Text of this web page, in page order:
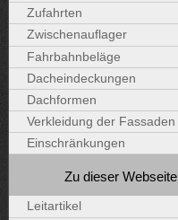
Zufahrten
Zwischenauflager
Fahrbahnbeläge
Dacheindeckungen
Dachformen
Verkleidung der Fassaden
Einschränkungen
Zu dieser Webseite
Leitartikel